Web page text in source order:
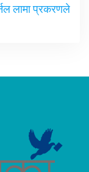
लामा प्रकरणले